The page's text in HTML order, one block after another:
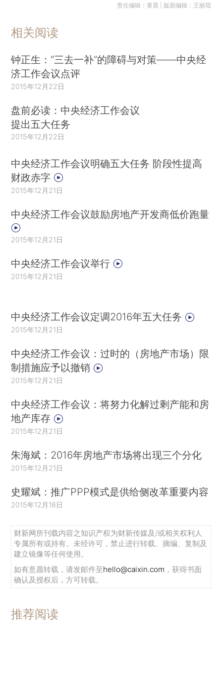
责任编辑：黄晨 | 版面编辑：王丽琨
相关阅读
钟正生：“三去一补”的障碍与对策——中央经
济工作会议点评
2015年12月22日
盘前必读：中央经济工作会议
提出五大任务
2015年12月22日
中央经济工作会议明确五大任务 阶段性提高
财政赤字
2015年12月21日
中央经济工作会议鼓励房地产开发商低价跑量
2015年12月21日
中央经济工作会议举行
2015年12月21日
中央经济工作会议定调2016年五大任务
2015年12月21日
中央经济工作会议：过时的（房地产市场）限
制措施应予以撤销
2015年12月21日
中央经济工作会议：将努力化解过剩产能和房
地产库存
2015年12月21日
朱海斌：2016年房地产市场将出现三个分化
2015年12月21日
史耀斌：推广PPP模式是供给侧改革重要内容
2015年12月18日
财新网所刊载内容之知识产权为财新传媒及/或相关权利人
专属所有或持有。未经许可，禁止进行转载、摘编、复制及
建立镜像等任何使用。
如有意愿转载，请发邮件至hello@caixin.com ，获得书面
确认及授权后，方可转载。
推荐阅读